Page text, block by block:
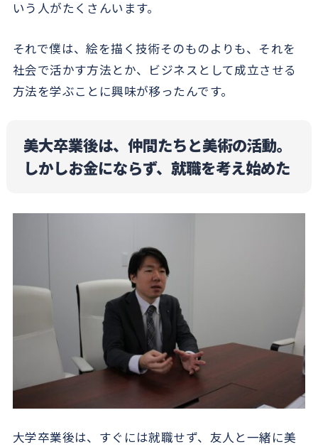
いう人がたくさんいます。
それで僕は、絵を描く技術そのものよりも、それを
社会で活かす方法とか、ビジネスとして成立させる
方法を学ぶことに興味が移ったんです。
美大卒業後は、仲間たちと美術の活動。
しかしお金にならず、就職を考え始めた
大学卒業後は、すぐには就職せず、友人と一緒に美